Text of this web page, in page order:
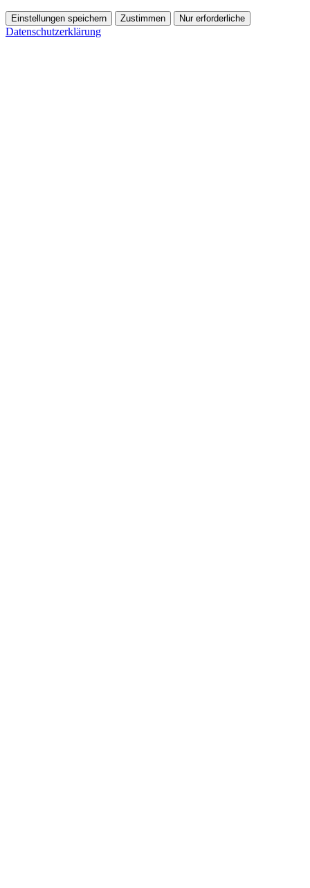
Einstellungen speichern Zustimmen Nur erforderliche
Datenschutzerklärung